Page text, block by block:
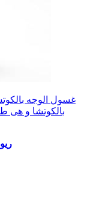
غسول الوجه
بالكوتشا و هى